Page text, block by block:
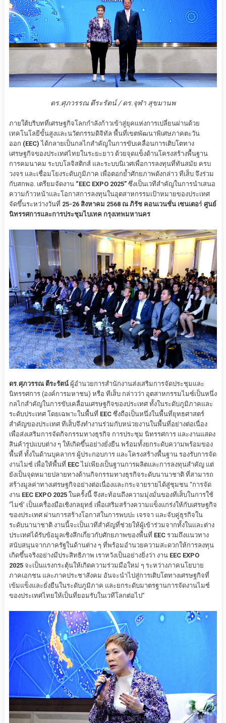
ดร.ศุภวรรณ ตีระรัตน์ / ดร.จุฬา สุขมานพ
ภายใต้บริบทที่เศรษฐกิจโลกกำลังก้าวเข้าสู่ยุคแห่งการเปลี่ยนผ่านด้วย
เทคโนโลยีขั้นสูงและนวัตกรรมดิจิทัล พื้นที่เขตพัฒนาพิเศษภาคตะวัน
ออก (EEC) ได้กลายเป็นกลไกสำคัญในการขับเคลื่อนการเติบโตทาง
เศรษฐกิจของประเทศไทยในระยะยาว ด้วยจุดแข็งด้านโครงสร้างพื้นฐาน
การคมนาคม ระบบโลจิสติกส์ และระบบนิเวศเพื่อการลงทุนที่ทันสมัย ครบ
วงจร และเชื่อมโยงระดับภูมิภาค เพื่อตอกย้ำศักยภาพดังกล่าว ทีเส็บ จึงร่วม
กับสกพอ. เตรียมจัดงาน “EEC EXPO 2025”ซึ่งเป็นเวทีสำคัญในการนำเสนอ
ความก้าวหน้าและโอกาสการลงทุนในอุตสาหกรรมเป้าหมายของประเทศ
จัดขึ้นระหว่างวันที่ 25-26 สิงหาคม 2568 ณ ภิรัช คอนเวนชั่น เซนเตอร์ ศูนย์
นิทรรศการและการประชุมไบเทค กรุงเทพมหานคร
ดร.ศุภวรรณ ตีระรัตน์ผู้อำนวยการสำนักงานส่งเสริมการจัดประชุมและ
นิทรรศการ (องค์การมหาชน) หรือ ทีเส็บ กล่าวว่า อุตสาหกรรมไมซ์เป็นหนึ่ง
กลไกสำคัญในการขับเคลื่อนเศรษฐกิจของประเทศ ทั้งในระดับภูมิภาคและ
ระดับประเทศ โดยเฉพาะในพื้นที่ EECซึ่งถือเป็นหนึ่งในพื้นที่ยุทธศาสตร์
สำคัญของประเทศ ทีเส็บจึงทำงานร่วมกับหน่วยงานในพื้นที่อย่างต่อเนื่อง
เพื่อส่งเสริมการจัดกิจกรรมทางธุรกิจ การประชุม นิทรรศการ และงานแสดง
สินค้ารูปแบบต่าง ๆ ให้เกิดขึ้นอย่างยั่งยืน พร้อมทั้งยกระดับความพร้อมของ
พื้นที่ ทั้งในด้านบุคลากร ผู้ประกอบการ และโครงสร้างพื้นฐาน รองรับการจัด
งานไมซ์ เพื่อให้พื้นที่ EECไม่เพียงเป็นฐานการผลิตและการลงทุนสำคัญ แต่
ยังเป็นจุดหมายปลายทางด้านกิจกรรมทางธุรกิจระดับนานาชาติ ที่สามารถ
สร้างมูลค่าทางเศรษฐกิจอย่างต่อเนื่องและกระจายรายได้สู่ชุมชน “การจัด
งานEEC EXPO 2025ในครั้งนี้ จึงสะท้อนถึงความมุ่งมั่นของทีเส็บในการใช้
‘ไมซ์’ เป็นเครื่องมือเชิงกลยุทธ์ เพื่อเสริมสร้างความแข็งแกร่งให้กับเศรษฐกิจ
ของประเทศ ผ่านการสร้างโอกาสในการพบปะ เจรจา และจับคู่ธุรกิจใน
ระดับนานาชาติ งานนี้จะเป็นเวทีสำคัญที่ช่วยให้ผู้เข้าร่วมจากทั้งในและต่าง
ประเทศได้รับข้อมูลเชิงลึกเกี่ยวกับศักยภาพของพื้นที่ EECรวมถึงแนวทาง
สนับสนุนจากภาครัฐในด้านต่าง ๆ ที่พร้อมอำนวยความสะดวกให้การลงทุน
เกิดขึ้นจริงอย่างมีประสิทธิภาพ เราหวังเป็นอย่างยิ่งว่า งานEEC EXPO
2025จะเป็นแรงกระตุ้นให้เกิดความร่วมมือใหม่ ๆ ระหว่างภาคนโยบาย
ภาคเอกชน และภาคประชาสังคม อันจะนำไปสู่การเติบโตทางเศรษฐกิจที่
เข้มแข็งและยั่งยืนในระดับภูมิภาค และยกระดับมาตรฐานการจัดงานไมซ์
ของประเทศไทยให้เป็นที่ยอมรับในเวทีโลกต่อไป”